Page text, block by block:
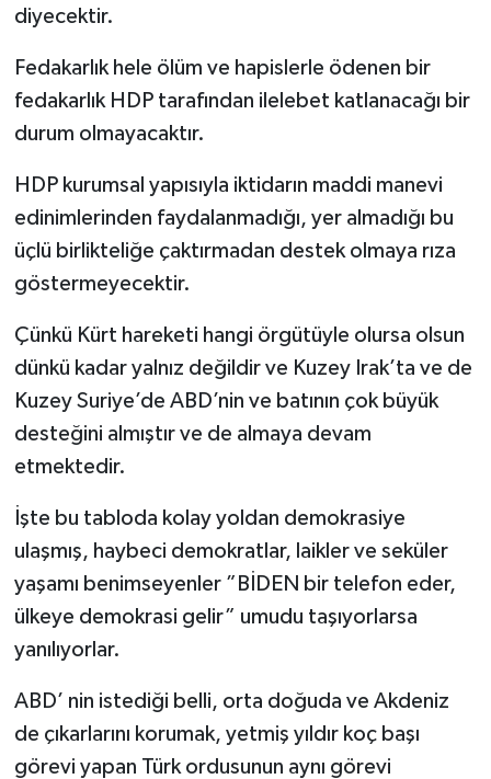
diyecektir.
Fedakarlık hele ölüm ve hapislerle ödenen bir
fedakarlık HDP tarafından ilelebet katlanacağı bir
durum olmayacaktır.
HDP kurumsal yapısıyla iktidarın maddi manevi
edinimlerinden faydalanmadığı, yer almadığı bu
üçlü birlikteliğe çaktırmadan destek olmaya rıza
göstermeyecektir.
Çünkü Kürt hareketi hangi örgütüyle olursa olsun
dünkü kadar yalnız değildir ve Kuzey Irak’ta ve de
Kuzey Suriye’de ABD’nin ve batının çok büyük
desteğini almıştır ve de almaya devam
etmektedir.
İşte bu tabloda kolay yoldan demokrasiye
ulaşmış, haybeci demokratlar, laikler ve seküler
yaşamı benimseyenler ”BİDEN bir telefon eder,
ülkeye demokrasi gelir” umudu taşıyorlarsa
yanılıyorlar.
ABD’ nin istediği belli, orta doğuda ve Akdeniz
de çıkarlarını korumak, yetmiş yıldır koç başı
görevi yapan Türk ordusunun aynı görevi